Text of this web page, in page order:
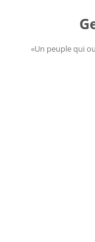
«Un peuple qui